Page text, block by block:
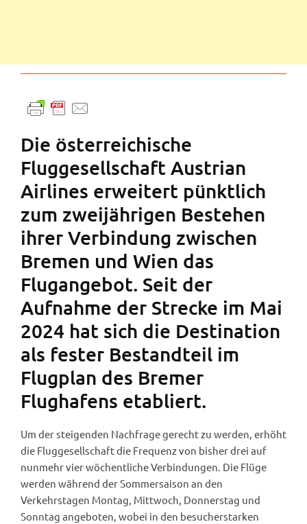
Die österreichische
Fluggesellschaft Austrian
Airlines erweitert pünktlich
zum zweijährigen Bestehen
ihrer Verbindung zwischen
Bremen und Wien das
Flugangebot. Seit der
Aufnahme der Strecke im Mai
2024 hat sich die Destination
als fester Bestandteil im
Flugplan des Bremer
Flughafens etabliert.
Um der steigenden Nachfrage gerecht zu werden, erhöht
die Fluggesellschaft die Frequenz von bisher drei auf
nunmehr vier wöchentliche Verbindungen. Die Flüge
werden während der Sommersaison an den
Verkehrstagen Montag, Mittwoch, Donnerstag und
Sonntag angeboten, wobei in den besucherstarken